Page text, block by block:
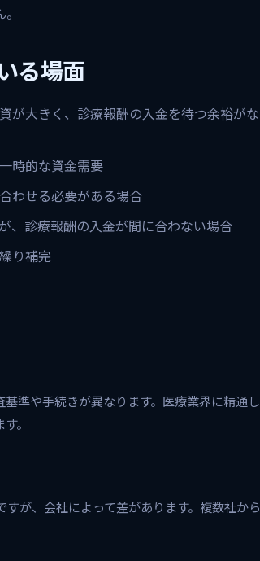
る場面
が大きく、診療報酬の入金を待つ余裕がな
時的な資金需要
わせる必要がある場合
、診療報酬の入金が間に合わない場合
り補完
準や手続きが異なります。医療業界に精通し
。
が、会社によって差があります。複数社から